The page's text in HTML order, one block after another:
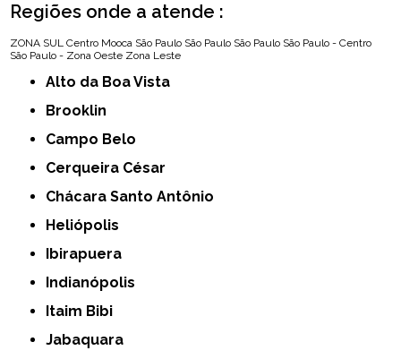
Regiões onde a atende :
ZONA SUL Centro Mooca São Paulo São Paulo São Paulo São Paulo - Centro
São Paulo - Zona Oeste Zona Leste
Alto da Boa Vista
Brooklin
Campo Belo
Cerqueira César
Chácara Santo Antônio
Heliópolis
Ibirapuera
Indianópolis
Itaim Bibi
Jabaquara